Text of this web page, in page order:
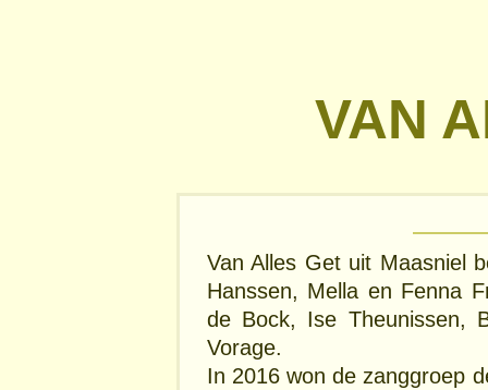
VAN
Van Alles Get uit Maasniel
Hanssen, Mella en Fenna
de Bock, Ise Theunissen,
Vorage.
In 2016 won de zanggroep